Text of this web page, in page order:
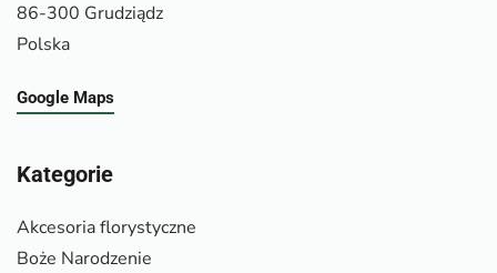
86-300 Grudziądz
Polska
Google Maps
Kategorie
Akcesoria florystyczne
Boże Narodzenie